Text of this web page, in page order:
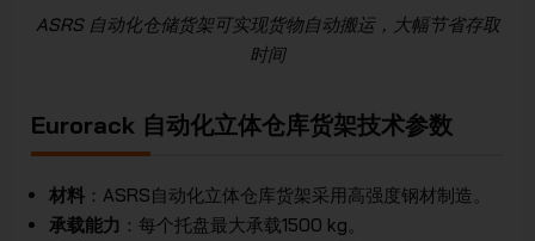
ASRS 自动化仓储货架可实现货物自动搬运，大幅节省存取
时间
Eurorack 自动化立体仓库货架技术参数
材料 ：ASRS自动化立体仓库货架采用高强度钢材制造。
承载能力 ：每个托盘最大承载1500 kg。